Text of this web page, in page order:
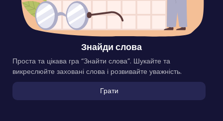
Знайди слова
Проста та цікава гра “Знайти слова”. Шукайте та
викреслюйте заховані слова і розвивайте уважність.
Грати